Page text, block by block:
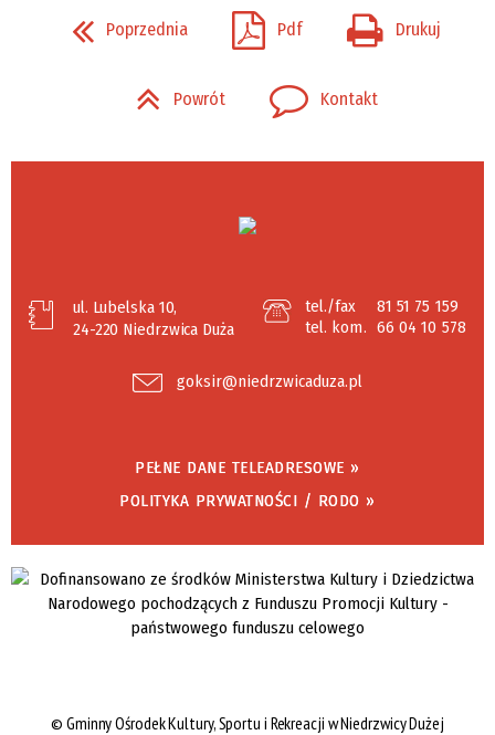
Poprzednia Pdf Drukuj
Powrót Kontakt
ul. Lubelska 10,
24-220 Niedrzwica Duża
tel./fax
81 51 75 159
tel. kom. 66 04 10 578
goksir@niedrzwicaduza.pl
PEŁNE DANE TELEADRESOWE »
POLITYKA PRYWATNOŚCI / RODO »
© Gminny Ośrodek Kultury, Sportu i Rekreacji w Niedrzwicy Dużej